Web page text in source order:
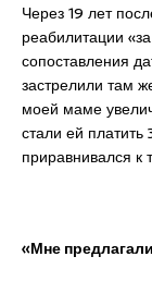
Через 19 лет
реабилитации
сопоставления
застрелили там
моей маме
стали ей платить
приравнивался к
«Мне